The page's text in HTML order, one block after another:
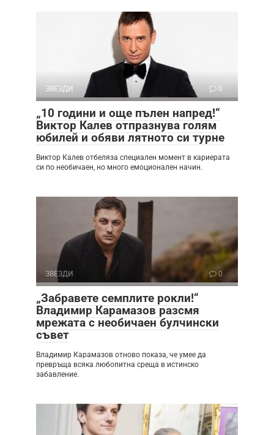
ЗВЕЗДИ 0
„10 години и още пълен напред!“
Виктор Калев отпразнува голям
юбилей и обяви лятното си турне
Виктор Калев отбеляза специален момент в кариерата
си по необичаен, но много емоционален начин.
ЗВЕЗДИ 0
„Забравете семплите рокли!“
Владимир Карамазов разсмя
мрежата с необичаен булчински
съвет
Владимир Карамазов отново показа, че умее да
превръща всяка любопитна среща в истинско
забавление.